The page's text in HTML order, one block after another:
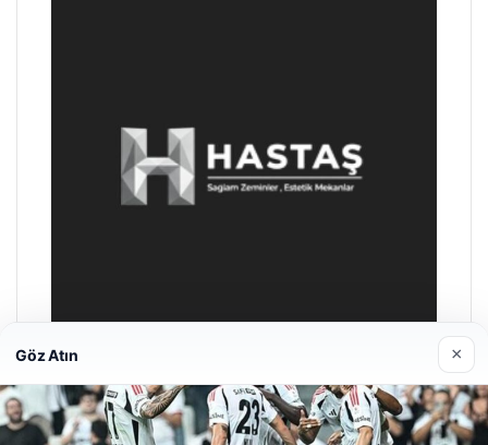
Enes Kaplan Avukatlık Bürosu
Nisan 28, 2026
Göz Atın ×